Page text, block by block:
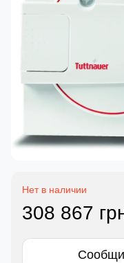
Нет в наличии
308 867